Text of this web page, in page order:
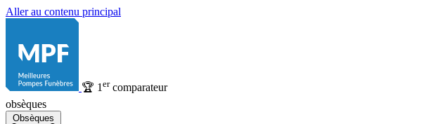
Aller au contenu principal
🏆 1 ercomparateur
obsèques
Obsèques